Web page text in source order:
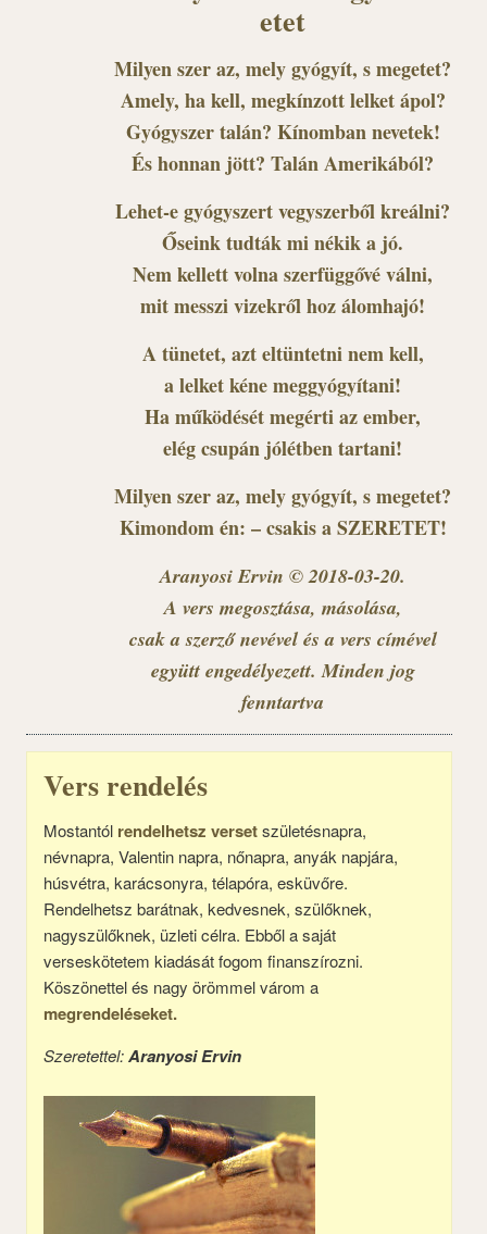
etet
Milyen szer az, mely gyógyít, s megetet?
Amely, ha kell, megkínzott lelket ápol?
Gyógyszer talán? Kínomban nevetek!
És honnan jött? Talán Amerikából?
Lehet-e gyógyszert vegyszerből kreálni?
Őseink tudták mi nékik a jó.
Nem kellett volna szerfüggővé válni,
mit messzi vizekről hoz álomhajó!
A tünetet, azt eltüntetni nem kell,
a lelket kéne meggyógyítani!
Ha működését megérti az ember,
elég csupán jólétben tartani!
Milyen szer az, mely gyógyít, s megetet?
Kimondom én: – csakis a SZERETET!
Aranyosi Ervin © 2018-03-20.
A vers megosztása, másolása,
csak a szerző nevével és a vers címével
együtt engedélyezett. Minden jog
fenntartva
Vers rendelés
Mostantól rendelhetsz versetszületésnapra,
névnapra, Valentin napra, nőnapra, anyák napjára,
húsvétra, karácsonyra, télapóra, esküvőre.
Rendelhetsz barátnak, kedvesnek, szülőknek,
nagyszülőknek, üzleti célra. Ebből a saját
verseskötetem kiadását fogom finanszírozni.
Köszönettel és nagy örömmel várom a
megrendeléseket.
Szeretettel:Aranyosi Ervin